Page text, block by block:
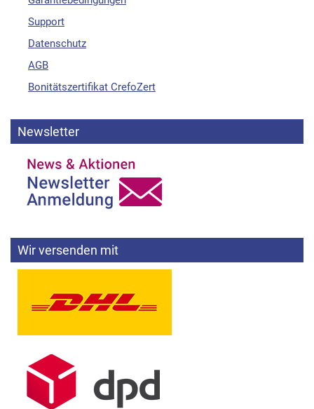
Support
Datenschutz
AGB
Bonitätszertifikat CrefoZert
Newsletter
Wir versenden mit